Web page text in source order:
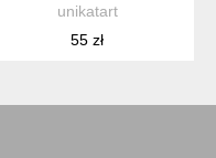
unikatart
55 zł